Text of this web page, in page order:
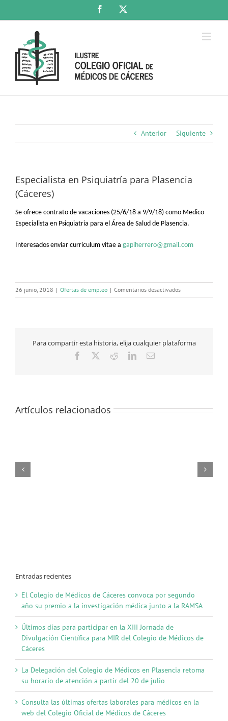
Facebook
Anterior Siguiente
Especialista en Psiquiatría para Plasencia
(Cáceres)
Se ofrece contrato de vacaciones (25/6/18 a 9/9/18) como Medico
Especialista en Psiquiatria para el Área de Salud de Plasencia.
Interesados enviar curriculum vitae a gapiherrero@gmail.com
26 junio, 2018 | Ofertas de empleo | Comentarios desactivadosen
Especialista
(Cáceres)
Para compartir esta historia, elija cualquier plataforma
Facebook RedditLinkedInCorreo
Artículos relacionados
Entradas recientes
El Colegio de Médicos de Cáceres convoca por segundo
año su premio a la investigación médica junto a la RAMSA
Últimos días para participar en la XIII Jornada de
Divulgación Científica para MIR del Colegio de Médicos de
Cáceres
La Delegación del Colegio de Médicos en Plasencia retoma
su horario de atención a partir del 20 de julio
Consulta las últimas ofertas laborales para médicos en la
web del Colegio Oficial de Médicos de Cáceres